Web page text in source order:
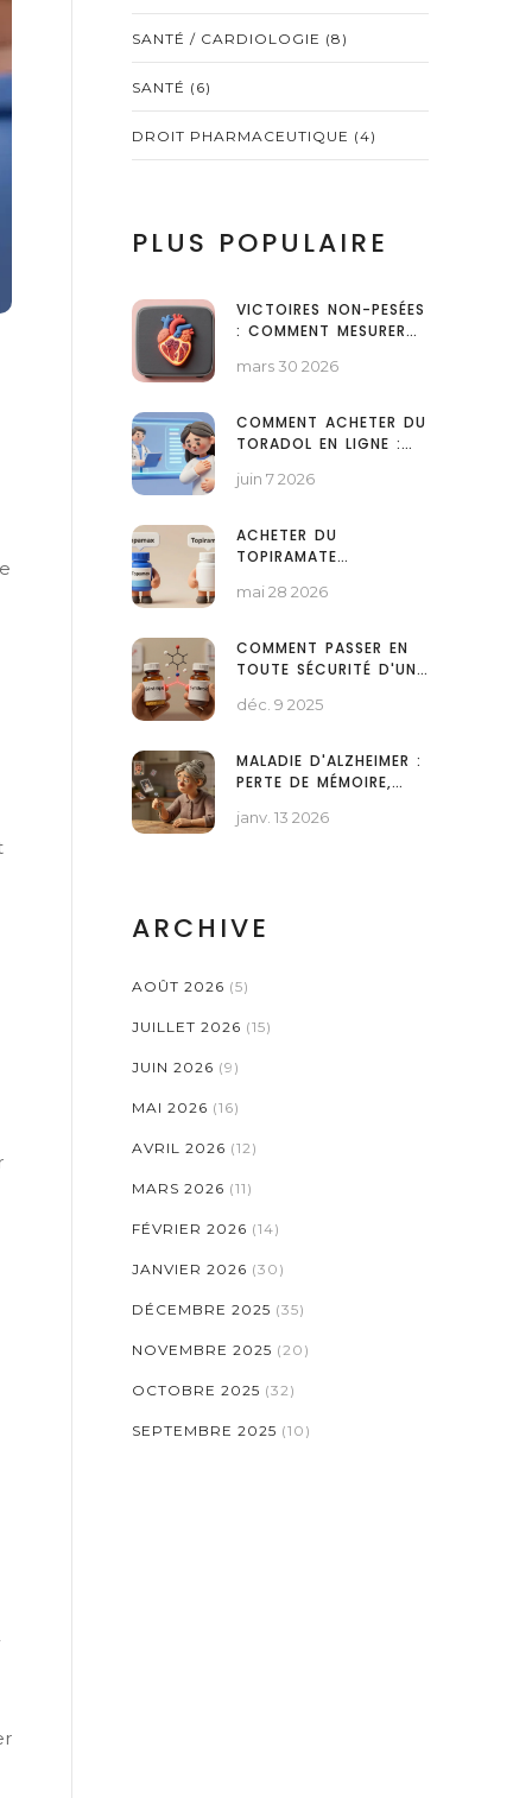
SANTÉ / CARDIOLOGIE (8)
SANTÉ (6)
DROIT PHARMACEUTIQUE (4)
PLUS POPULAIRE
VICTOIRES NON-PESÉES
: COMMENT MESURER
DE SANTÉ
mars 30 2026
COMMENT ACHETER DU
TORADOL EN LIGNE :
ALTERNATIVES
juin 7 2026
ACHETER DU
TOPIRAMATE
GUIDE DE PRIX ET
mai 28 2026
COMMENT PASSER EN
TOUTE SÉCURITÉ D'UN
GÉNÉRIQUE À LA
déc. 9 2025
MALADIE D'ALZHEIMER :
PERTE DE MÉMOIRE,
TRAITEMENTS ACTUELS
janv. 13 2026
ARCHIVE
AOÛT 2026 (5)
JUILLET 2026 (15)
JUIN 2026 (9)
MAI 2026 (16)
AVRIL 2026 (12)
MARS 2026 (11)
FÉVRIER 2026 (14)
JANVIER 2026 (30)
DÉCEMBRE 2025 (35)
NOVEMBRE 2025 (20)
OCTOBRE 2025 (32)
SEPTEMBRE 2025 (10)